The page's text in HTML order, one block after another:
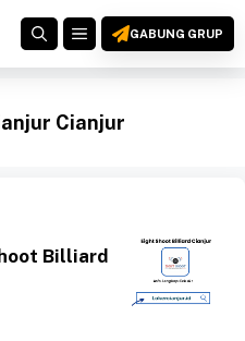
MENUGABUNG GRUP
Cianjur
Billiard